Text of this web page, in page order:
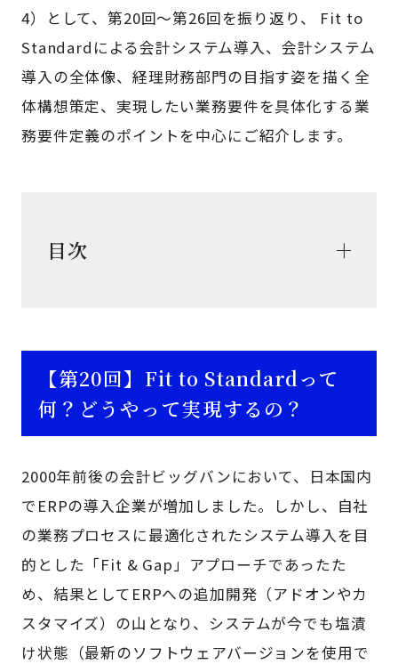
4）として、第20回～第26回を振り返り、 Fit to
Standardによる会計システム導入、会計システム
導入の全体像、経理財務部門の目指す姿を描く全
体構想策定、実現したい業務要件を具体化する業
務要件定義のポイントを中心にご紹介します。
目次
【第20回】Fit to Standardって
何？どうやって実現するの？
2000年前後の会計ビッグバンにおいて、日本国内
でERPの導入企業が増加しました。しかし、自社
の業務プロセスに最適化されたシステム導入を目
的とした「Fit & Gap」アプローチであったた
め、結果としてERPへの追加開発（アドオンやカ
スタマイズ）の山となり、システムが今でも塩漬
け状態（最新のソフトウェアバージョンを使用で